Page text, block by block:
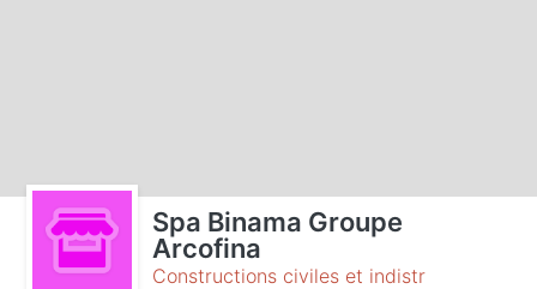
Spa Binama Groupe
Arcofina
Constructions civiles et indistr